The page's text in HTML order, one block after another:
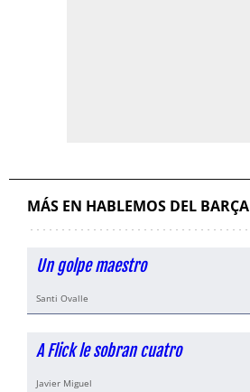
MÁS EN HABLEMOS DEL BARÇA
Un golpe maestro
Santi Ovalle
A Flick le sobran cuatro
Javier Miguel